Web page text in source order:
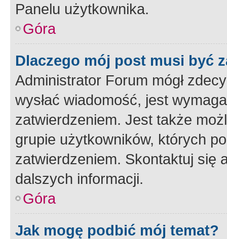
Panelu użytkownika.
Góra
Dlaczego mój post musi być
Administrator Forum mógł
wysłać wiadomość, jest
zatwierdzeniem. Jest także
grupie użytkowników, których
zatwierdzeniem. Skontaktuj się
dalszych informacji.
Góra
Jak mogę podbić mój temat?